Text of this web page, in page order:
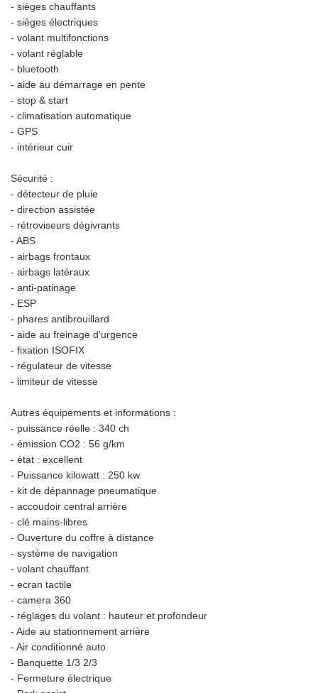
- sièges chauffants
- sièges électriques
- volant multifonctions
- volant réglable
- bluetooth
- aide au démarrage en pente
- stop & start
- climatisation automatique
- GPS
- intérieur cuir
Sécurité :
- détecteur de pluie
- direction assistée
- rétroviseurs dégivrants
- ABS
- airbags frontaux
- airbags latéraux
- anti-patinage
- ESP
- phares antibrouillard
- aide au freinage d'urgence
- fixation ISOFIX
- régulateur de vitesse
- limiteur de vitesse
Autres équipements et informations :
- puissance réelle : 340 ch
- émission CO2 : 56 g/km
- état : excellent
- Puissance kilowatt : 250 kw
- kit de dépannage pneumatique
- accoudoir central arrière
- clé mains-libres
- Ouverture du coffre à distance
- système de navigation
- volant chauffant
- ecran tactile
- camera 360
- réglages du volant : hauteur et profondeur
- Aide au stationnement arrière
- Air conditionné auto
- Banquette 1/3 2/3
- Fermeture électrique